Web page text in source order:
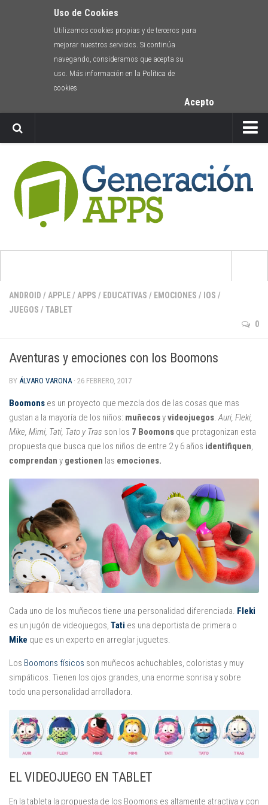
Uso de Cookies
Utilizamos cookies propias y de terceros para
mejorar nuestros servicios. Si continúa
navegando, consideramos que acepta su
uso. Más información en la Política de
cookies
Acepto
Envíanos tu app
Apps
que no pasan de moda
para pintar y dibujar
de matemáticas
para darle al coco
Android
Kindle Fire
Windows Phone
Juegos
Educativas
Opinión
Utilidades
Por autor
Disney
itBook
Kalimba
ANDROID / APPLE/ APPS / EDUCATIVAS / EMOCIONES / IOS /
JUEGOS / TABLET
0
Aventuras y emociones con los Boomons
BY ÁLVARO VARONA · 26 FEBRERO, 2017
Boomons es un proyecto que mezcla dos de las cosas que mas
gustan a la mayoría de los niños: muñecosyvideojuegos.Auri, Fleki,
Mike, Mimi, Tati, Tato y Tras son los 7 Boomons que protagonizan esta
propuesta que busca que los niños de entre 2 y 6 años identifiquen,
comprendan y gestionen las emociones.
Cada uno de los muñecos tiene una personalidad diferenciada. Fleki
es un jugón de videojuegos, Tati es una deportista de primera o
Mike que es un experto en arreglar juguetes.
Los Boomons físicos son muñecos achuchables, coloristas y muy
simpáticos. Tienen los ojos grandes, una enorme sonrisa y sobre
todo una personalidad arrolladora.
EL VIDEOJUEGO EN TABLET
En la tableta la propuesta de los Boomons es altamente atractiva y con